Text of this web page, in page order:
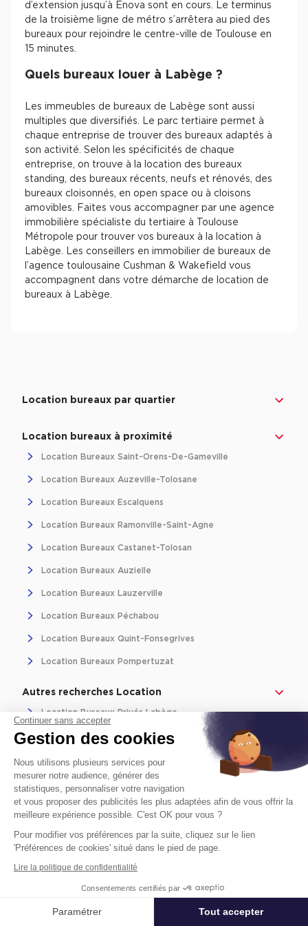
Affiner ma recherche
d’extension jusqu’à Enova sont en cours. Le terminus
de la troisième ligne de métro s’arrêtera au pied des
bureaux pour rejoindre le centre-ville de Toulouse en
15 minutes.
Quels bureaux louer à Labège ?
Les immeubles de bureaux de Labège sont aussi
multiples que diversifiés. Le parc tertiaire permet à
chaque entreprise de trouver des bureaux adaptés à
son activité. Selon les spécificités de chaque
entreprise, on trouve à la location des bureaux
standing, des bureaux récents, neufs et rénovés, des
bureaux cloisonnés, en open space ou à cloisons
amovibles. Faites vous accompagner par une agence
immobilière spécialiste du tertiaire à Toulouse
Métropole pour trouver vos bureaux à la location à
Labège. Les conseillers en immobilier de bureaux de
l’agence toulousaine Cushman & Wakefield vous
accompagnent dans votre démarche de location de
bureaux à Labège.
Location bureaux par quartier
Location bureaux à proximité
Location Bureaux Saint-Orens-De-Gameville
Location Bureaux Auzeville-Tolosane
Location Bureaux Escalquens
Location Bureaux Ramonville-Saint-Agne
Location Bureaux Castanet-Tolosan
Location Bureaux Auzielle
Location Bureaux Lauzerville
Location Bureaux Péchabou
Location Bureaux Quint-Fonsegrives
Location Bureaux Pompertuzat
Autres recherches Location
Location Bureaux Privés Labège
Location Locaux Commerciaux Labège
Location Terrains Labège
Location Logistique Labège
Location Locaux Activité Labège
Location Plateaux Opérés Labège
Location Coworking Labège
Continuer sans accepter
Gestion des cookies
Nous utilisons plusieurs services pour
mesurer notre audience, générer des
statistiques, personnaliser votre navigation
et vous proposer des publicités les plus adaptées afin de vous offrir la
meilleure expérience possible. C'est OK pour vous ?
Pour modifier vos préférences par la suite, cliquez sur le lien
'Préférences de cookies' situé dans le pied de page.
Lire la politique de confidentialité
Consentements certifiés par
Paramétrer Tout accepter